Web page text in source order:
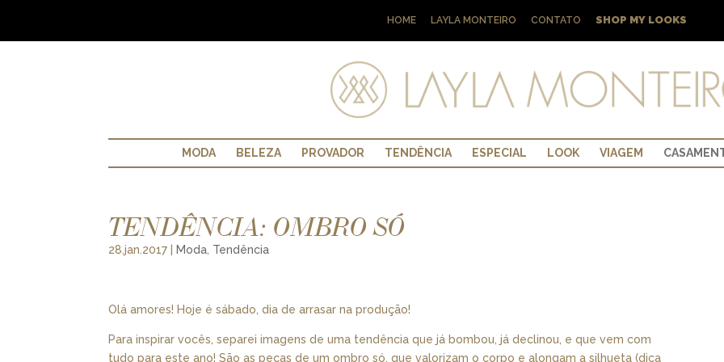
HOME LAYLA MONTEIRO CONTATO SHOP MY LOOKS
MODA BELEZA PROVADOR TENDÊNCIA ESPECIAL LOOK VIAGEM
TENDÊNCIA: OMBRO SÓ
28.jan.2017 Moda, Tendência
Olá amores! Hoje é sábado, dia de arrasar na produção!
Para inspirar vocês, separei imagens de uma tendência que já bombou, já declinou, e que vem com
tudo para este ano! São as peças de um ombro só, que valorizam o corpo e alongam a silhueta (dica